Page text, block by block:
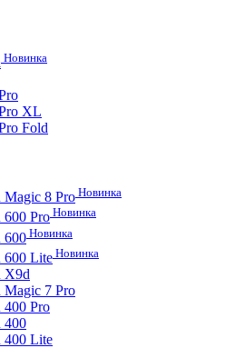
Новинка
XL
Fold
8 Pro Новинка
Pro Новинка
600Новинка
Lite Новинка
X9d
7 Pro
Pro
400
Lite